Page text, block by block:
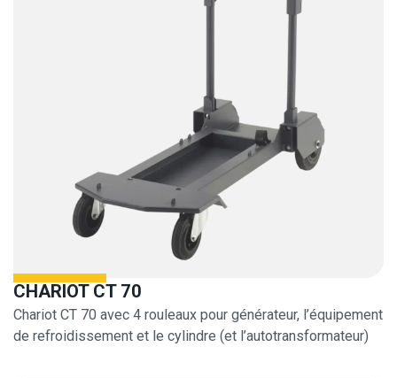
CHARIOT CT 70
Chariot CT 70 avec 4 rouleaux pour générateur, l’équipement
de refroidissement et le cylindre (et l’autotransformateur)